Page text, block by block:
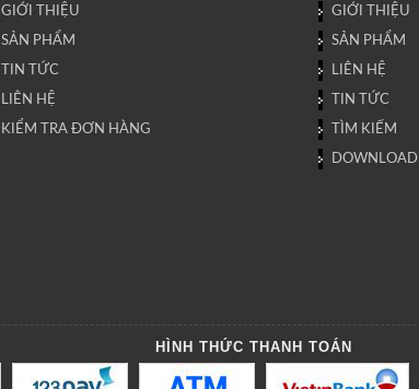
GIỚI THIỆU
SẢN PHẨM
TIN TỨC
LIÊN HỆ
KIỂM TRA ĐƠN HÀNG
GIỚI THIỆU
SẢN PHẨM
LIÊN HỆ
TIN TỨC
TÌM KIẾM
DOWNLOAD
HÌNH THỨC THANH TOÁN